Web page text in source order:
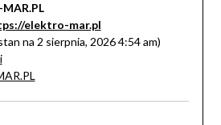
elektro-mar.pl
na 2 sierpnia, 2026 4:54 am)